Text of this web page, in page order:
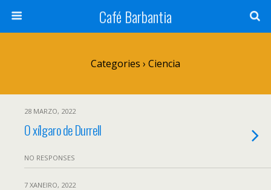
Café Barbantia
Categories › Ciencia
28 MARZO, 2022
O xílgaro de Durrell
NO RESPONSES
7 XANEIRO, 2022